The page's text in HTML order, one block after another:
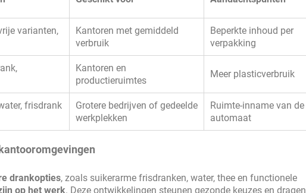
varianten,
Kantoren met gemiddeld
verbruik
Beperkte inhoud per
verpakking
Kantoren en
productieruimtes
Meer plasticverbruik
frisdrank
Grotere bedrijven of gedeelde
werkplekken
Ruimte-inname van de
automaat
drankopties, zoals suikerarme frisdranken, water, thee en functionele
op het werk. Deze ontwikkelingen steunen gezonde keuzes en dragen